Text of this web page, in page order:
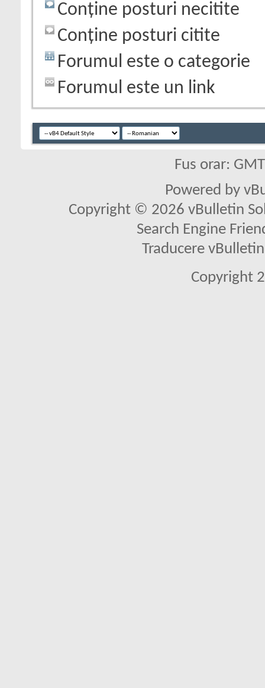
Conține posturi necitite
Conține posturi citite
Forumul este o categorie
Forumul este un link
Fus orar:
Powered by
Copyright © 2026 vBulletin
Search Engine
Traducere
Copyright